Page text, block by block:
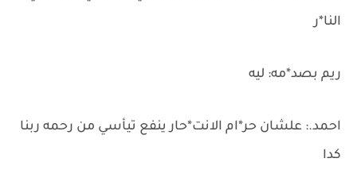
النا*ر
ريم بصد*مه: ليه
احمد.: علشان حر*ام الانت*حار ينفع تيأسي من رحمه ربنا
كدا